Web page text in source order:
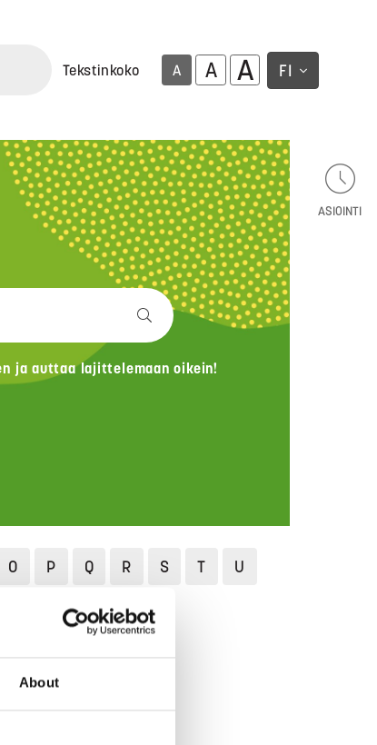
About
Tekstinkoko A A A FI
ja auttaa lajittelemaan oikein!
ASIOINTI
O P Q R S T
U